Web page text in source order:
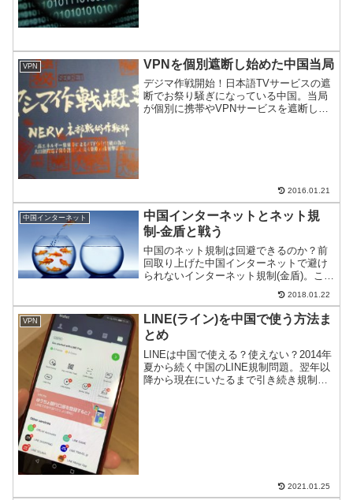
VPN VPNを個別遮断し始めた中国当局
デジマ作戦開始！日本語TVサービスの遮
断でお祭り騒ぎになっている中国。当局
が個別に携帯やVPNサービスを遮断して
2016.01.21
中国インターネット
中国インターネットとネット規
制-金盾と戦う
中国のネット規制は回避できるのか？前
回取り上げた中国インターネットで避け
られないインターネット規制(金盾)。この
ままでは、Facebookを使うことも、
Youtubeで動画も見られない。何よりも
Googleが規制されて検索ができないのが
つら...
2018.01.22
VPN
LINE(ライン)を中国で使う方法ま
とめ
LINEは中国で使える？使えない？2014年
夏から続く中国のLINE規制問題。翌年以
降から現在にいたるまで引き続き規制さ
2021.01.25